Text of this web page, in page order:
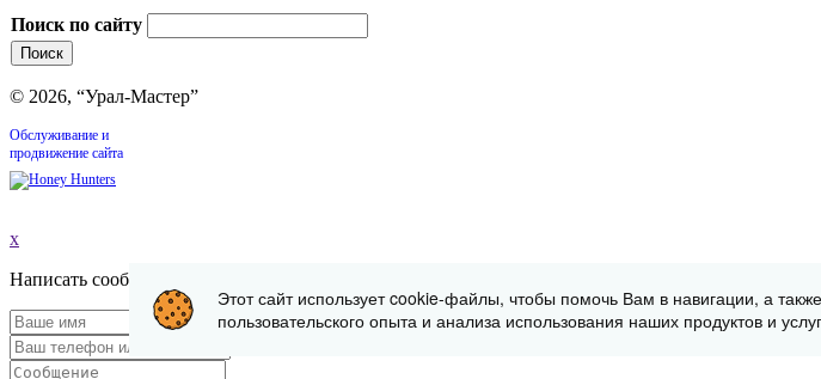
Поиск по сайту
© 2026, “Урал-Мастер”
Обслуживание и
продвижение сайта
x
Написать сообщение
Этот сайт использует cookie-файлы, чтобы помочь Вам в навигации, а
пользовательского опыта и анализа использования наших продуктов и услуг